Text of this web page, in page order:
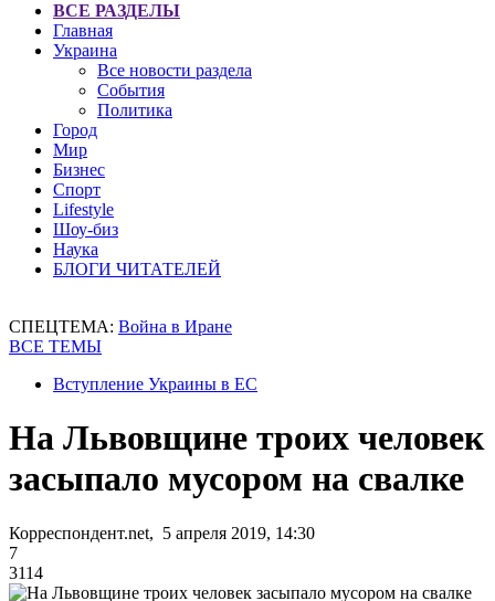
ВСЕ РАЗДЕЛЫ
Главная
Украина
Все новости раздела
События
Политика
Город
Мир
Бизнес
Спорт
Lifestyle
Шоу-биз
Наука
БЛОГИ ЧИТАТЕЛЕЙ
СПЕЦТЕМА: Война в Иране
ВСЕ ТЕМЫ
Вступление Украины в ЕС
На Львовщине троих человек
засыпало мусором на свалке
Корреспондент.net, 5 апреля 2019, 14:30
7
3114